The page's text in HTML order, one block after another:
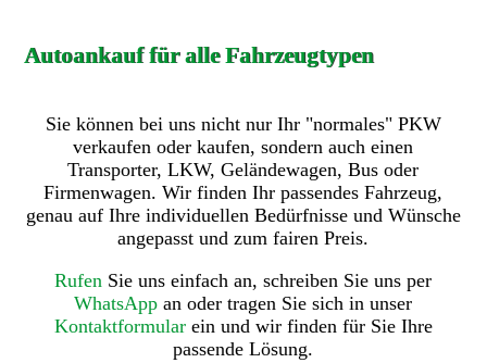
Autoankauf für alle Fahrzeugtypen
Sie können bei uns nicht nur Ihr "normales" PKW
verkaufen oder kaufen, sondern auch einen
Transporter, LKW, Geländewagen, Bus oder
Firmenwagen. Wir finden Ihr passendes Fahrzeug,
genau auf Ihre individuellen Bedürfnisse und Wünsche
angepasst und zum fairen Preis.
Rufen Sie uns einfach an, schreiben Sie uns per
WhatsApp an oder tragen Sie sich in unser
Kontaktformularein und wir finden für Sie Ihre
passende Lösung.